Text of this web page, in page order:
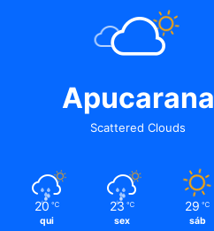
Apucarana
Scattered Clouds
20 ℃
qui
23 ℃
sex
29 ℃
sáb